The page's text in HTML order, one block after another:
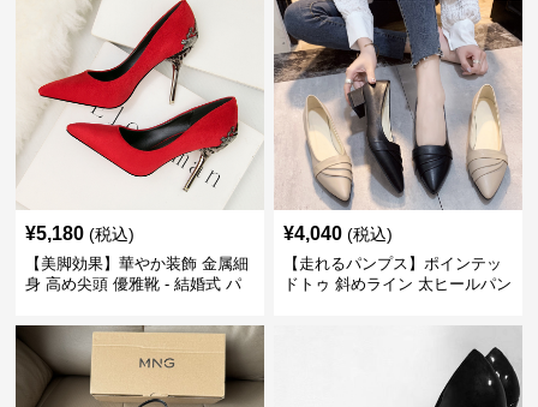
¥5,180 (税込)
【美脚効果】華やか装飾 金属細
身 高め尖頭 優雅靴 - 結婚式 パ
¥4,040 (税込)
【走れるパンプス】ポインテッ
ドトゥ 斜めライン 太ヒールパン